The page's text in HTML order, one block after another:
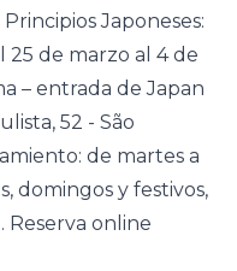
Japoneses:
25 de marzo al 4 de
– entrada de Japan
52 - São
de martes a
domingos y festivos,
Reserva online